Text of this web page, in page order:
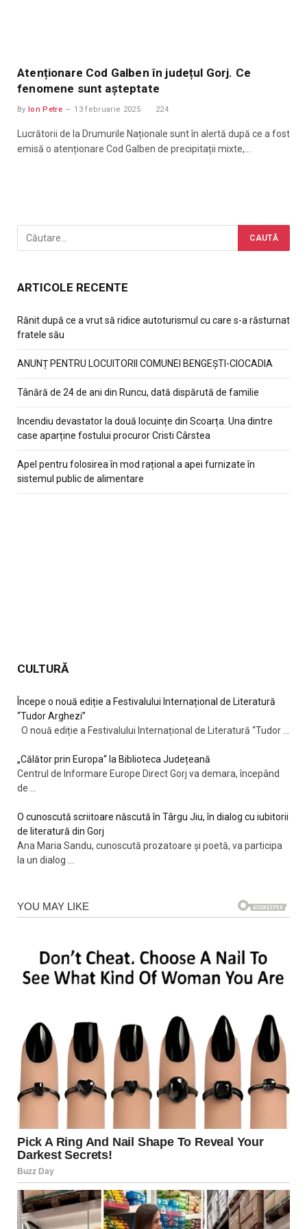
Atenționare Cod Galben în județul Gorj. Ce
fenomene sunt așteptate
By Ion Petre 13 februarie 2025 224
Lucrătorii de la Drumurile Naționale sunt în alertă după ce a fost
emisă o atenționare Cod Galben de precipitații mixte,…
ARTICOLE RECENTE
Rănit după ce a vrut să ridice autoturismul cu care s-a răsturnat
fratele său
ANUNȚ PENTRU LOCUITORII COMUNEI BENGEȘTI-CIOCADIA
Tânără de 24 de ani din Runcu, dată dispărută de familie
Incendiu devastator la două locuințe din Scoarța. Una dintre
case aparține fostului procuror Cristi Cârstea
Apel pentru folosirea în mod rațional a apei furnizate în
sistemul public de alimentare
CULTURĂ
Începe o nouă ediție a Festivalului Internațional de Literatură
“Tudor Arghezi”
O nouă ediție a Festivalului Internațional de Literatură “Tudor
„Călător prin Europa“ la Biblioteca Județeană
Centrul de Informare Europe Direct Gorj va demara, începând
de
O cunoscută scriitoare născută în Târgu Jiu, în dialog cu iubitorii
de literatură din Gorj
Ana Maria Sandu, cunoscută prozatoare și poetă, va participa
la un dialog